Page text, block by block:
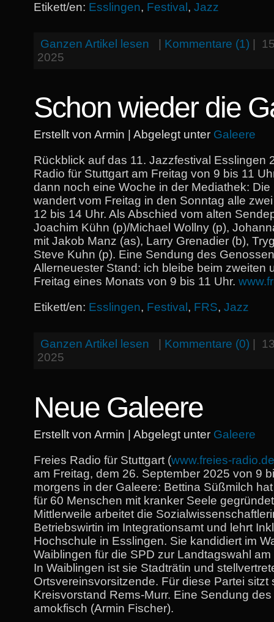
Etikett/en: Esslingen, Festival , Jazz
Ganzen Artikel lesen Kommentare (1)
2025
Schon wieder die
Erstellt von Armin | Abgelegt unter Galeere
Rückblick auf das 11. Jazzfestival Esslingen
Radio für Stuttgart am Freitag von 9 bis 11
dann noch eine Woche in der Mediathek: Die
wandert vom Freitag in den Sonntag alle
12 bis 14 Uhr. Als Abschied vom alten
Joachim Kühn (p)/Michael Wollny (p),
mit Jakob Manz (as), Larry Grenadier (b),
Steve Kuhn (p). Eine Sendung des
Allerneuester Stand: ich bleibe beim zweiten
Freitag eines Monats von 9 bis 11 Uhr.
Etikett/en: Esslingen, Festival , FRS, Jazz
Ganzen Artikel lesen Kommentare (0)
2025
Neue Galeere
Erstellt von Armin | Abgelegt unter Galeere
Freies Radio für Stuttgart (www.freies-radio.de
am Freitag, dem 26. September 2025 von 9
morgens in der Galeere: Bettina Süßmilch
für 60 Menschen mit kranker Seele
Mittlerweile arbeitet die
Betriebswirtin im Integrationsamt und lehrt
Hochschule in Esslingen. Sie kandidiert im
Waiblingen für die SPD zur Landtagswahl
In Waiblingen ist sie Stadträtin und
Ortsvereinsvorsitzende. Für diese Partei sitzt
Kreisvorstand Rems-Murr. Eine Sendung
amokfisch (Armin Fischer).